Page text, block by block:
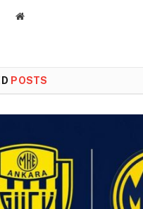
Website
POSTS